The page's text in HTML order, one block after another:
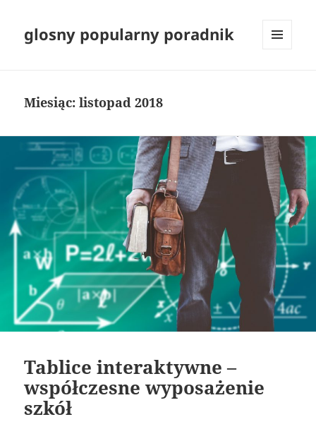
glosny popularny poradnik
Miesiąc:listopad 2018
Tablice interaktywne –
współczesne wyposażenie
szkół